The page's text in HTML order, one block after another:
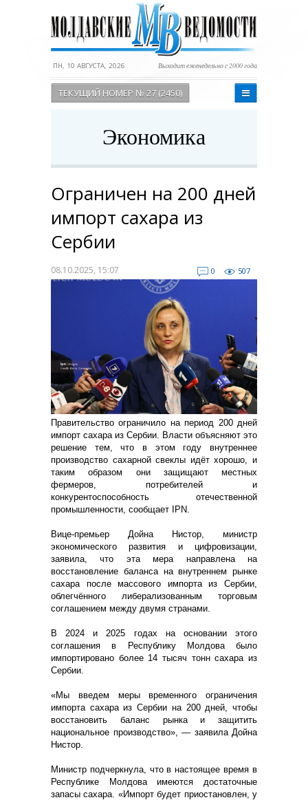
ПН, 10 АВГУСТА, 2026 Выходит еженедельно с 2000 года
ТЕКУЩИЙ НОМЕР № 27 (2450)
Экономика
Ограничен на 200 дней
импорт сахара из
Сербии
08.10.2025, 15:07 0 507
Правительство ограничило на период 200 дней
импорт сахара из Сербии. Власти объясняют это
решение тем, что в этом году внутреннее
производство сахарной свеклы идёт хорошо, и
таким образом они защищают местных
фермеров, потребителей и
конкурентоспособность отечественной
промышленности, сообщает IPN.
Вице-премьер Дойна Нистор, министр
экономического развития и цифровизации,
заявила, что эта мера направлена на
восстановление баланса на внутреннем рынке
сахара после массового импорта из Сербии,
облегчённого либерализованным торговым
соглашением между двумя странами.
В 2024 и 2025 годах на основании этого
соглашения в Республику Молдова было
импортировано более 14 тысяч тонн сахара из
Сербии.
«Мы введем меры временного ограничения
импорта сахара из Сербии на 200 дней, чтобы
восстановить баланс рынка и защитить
национальное производство», — заявила Дойна
Нистор.
Министр подчеркнула, что в настоящее время в
Республике Молдова имеются достаточные
запасы сахара. «Импорт будет приостановлен, у